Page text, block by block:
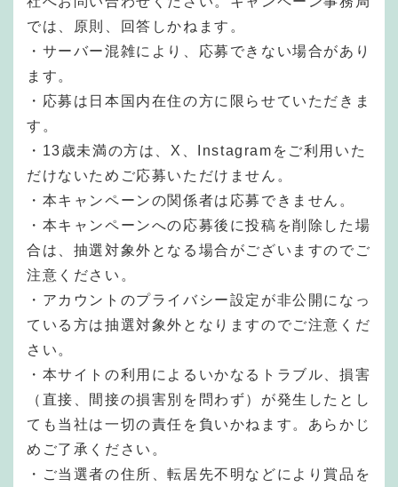
では、原則、回答しかねます。
・サーバー混雑により、応募できない場合があり
ます。
・応募は日本国内在住の方に限らせていただきま
す。
・13歳未満の方は、X、Instagramをご利用いた
だけないためご応募いただけません。
・本キャンペーンの関係者は応募できません。
・本キャンペーンへの応募後に投稿を削除した場
合は、抽選対象外となる場合がございますのでご
注意ください。
・アカウントのプライバシー設定が非公開になっ
ている方は抽選対象外となりますのでご注意くだ
さい。
・本サイトの利用によるいかなるトラブル、損害
（直接、間接の損害別を問わず）が発生したとし
ても当社は一切の責任を負いかねます。あらかじ
めご了承ください。
・ご当選者の住所、転居先不明などにより賞品を